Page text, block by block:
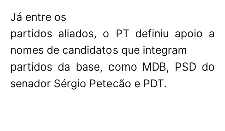
Já entre os
partidos aliados, o PT definiu apoio a
nomes de candidatos que integram
partidos da base, como MDB, PSD do
senador Sérgio Petecão e PDT.